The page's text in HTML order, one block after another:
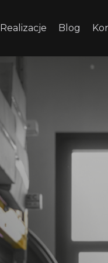
Realizacje Blog